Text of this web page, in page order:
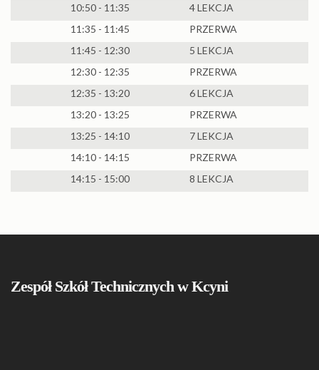
10:50 - 11:35
4 LEKCJA
11:35 - 11:45
PRZERWA
11:45 - 12:30
5 LEKCJA
12:30 - 12:35
PRZERWA
12:35 - 13:20
6 LEKCJA
13:20 - 13:25
PRZERWA
13:25 - 14:10
7 LEKCJA
14:10 - 14:15
PRZERWA
14:15 - 15:00
8 LEKCJA
Zespół Szkół Technicznych w Kcyni